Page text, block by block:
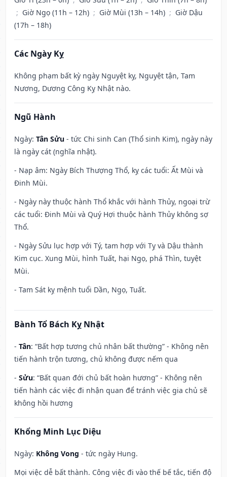
; Giờ Ngọ (11h – 12h) ; Giờ Mùi (13h – 14h) ; Giờ Dậu
(17h – 18h)
Các Ngày Kỵ
Không phạm bất kỳ ngày Nguyệt kỵ, Nguyệt tận, Tam
Nương, Dương Công Kỵ Nhật nào.
Ngũ Hành
Ngày: Tân Sửu - tức Chi sinh Can (Thổ sinh Kim), ngày này
là ngày cát (nghĩa nhật).
- Nạp âm: Ngày Bích Thượng Thổ, kỵ các tuổi: Ất Mùi và
Đinh Mùi.
- Ngày này thuộc hành Thổ khắc với hành Thủy, ngoại trừ
các tuổi: Đinh Mùi và Quý Hợi thuộc hành Thủy không sợ
Thổ.
- Ngày Sửu lục hợp với Tý, tam hợp với Tỵ và Dậu thành
Kim cục. Xung Mùi, hình Tuất, hại Ngọ, phá Thìn, tuyệt
Mùi.
- Tam Sát kỵ mệnh tuổi Dần, Ngọ, Tuất.
Bành Tổ Bách Kỵ Nhật
- Tân: “Bất hợp tương chủ nhân bất thường” - Không nên
tiến hành trộn tương, chủ không được nếm qua
- Sửu: “Bất quan đới chủ bất hoàn hương” - Không nên
tiến hành các việc đi nhận quan để tránh việc gia chủ sẽ
không hồi hương
Khổng Minh Lục Diệu
Ngày: Không Vong - tức ngày Hung.
Mọi việc dễ bất thành. Công việc đi vào thế bế tắc, tiến độ